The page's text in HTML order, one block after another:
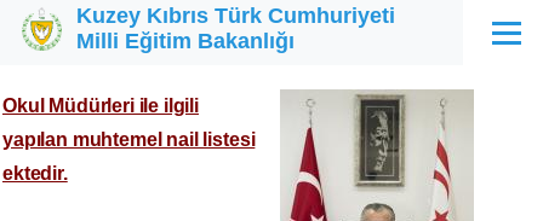
Ana içeriğe atla
Kuzey Kıbrıs Türk Cumhuriyeti
Milli Eğitim Bakanlığı
Menü
Okul Müdürleri ile ilgili
yapılan muhtemel nail listesi
ektedir.